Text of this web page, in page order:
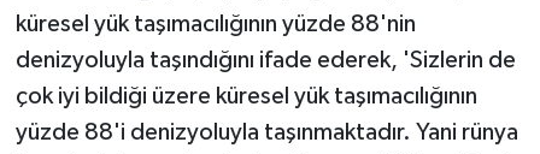
küresel yük taşımacılığının yüzde 88'nin
denizyoluyla taşındığını ifade ederek, 'Sizlerin de
çok iyi bildiği üzere küresel yük taşımacılığının
yüzde 88'i denizyoluyla taşınmaktadır. Yani rünya